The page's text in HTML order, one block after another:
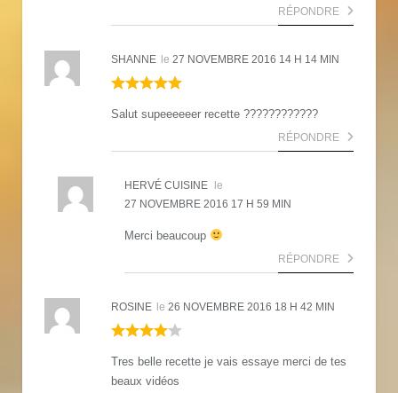
RÉPONDRE
SHANNE le 27 NOVEMBRE 2016 14 H 14 MIN
Salut supeeeeeer recette ????????????
RÉPONDRE
HERVÉ CUISINE
le
27 NOVEMBRE 2016 17 H 59 MIN
Merci beaucoup
RÉPONDRE
ROSINE le 26 NOVEMBRE 2016 18 H 42 MIN
Tres belle recette je vais essaye merci de tes
beaux vidéos